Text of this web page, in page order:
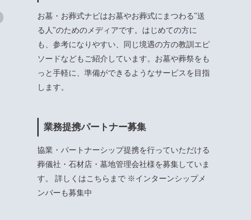
お墓・お葬式ナビはお墓やお葬式にまつわる"送
る人"のためのメディアです。はじめての方に
も、参考になりやすい、同じ境遇の方の教訓エピ
ソードなどもご紹介しています。お墓や葬祭をも
っと手軽に、準備ができるようなサービスを目指
します。
業務提携パートナー募集
協業・パートナーシップ提携を行っていただける
葬儀社・石材店・墓地管理会社様を募集していま
す。 詳しくはこちら まで ※インターンシップメ
ンバーも募集中